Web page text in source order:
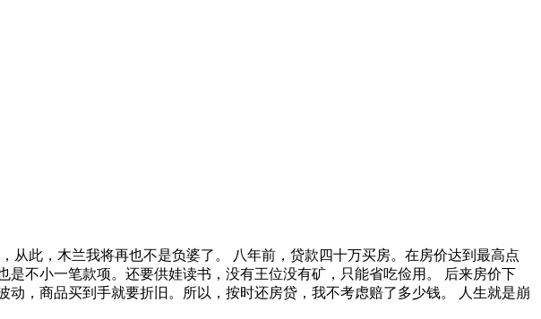
此，木兰我将再也不是负婆了。 八年前，贷款四十万买房。在房价达到最高点
不小一笔款项。还要供娃读书，没有王位没有矿，只能省吃俭用。 后来房价下
，商品买到手就要折旧。所以，按时还房贷，我不考虑赔了多少钱。 人生就是崩